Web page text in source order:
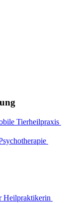
Tierheilpraxis
Heilpraktikerin